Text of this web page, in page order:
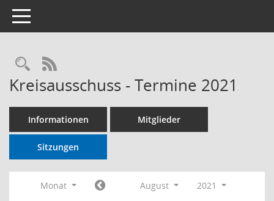
Toggle navigation
RSS-Feed
Kreisausschuss - Termine 2021
Informationen Mitglieder
Sitzungen
Monat August
2021